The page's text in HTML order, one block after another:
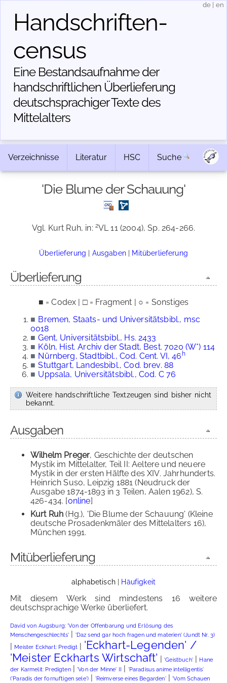
Handschriften­
census
Eine Bestandsaufnahme der
handschriftlichen Über­lieferung
deutschsprachiger Texte des
Mittelalters
de en
Verzeichnisse Literatur HSC Suche
'Die Blume der Schauung'
Vgl. Kurt Ruh, in: 2VL 11 (2004), Sp. 264-266.
Überlieferung | Ausgaben| Mitüberlieferung
Überlieferung
■ = Codex | □ = Fragment | ○ = Sonstiges
■ Bremen, Staats- und Universitätsbibl., msc
0018
■ Gent, Universitätsbibl., Hs. 2433
■ Köln, Hist. Archiv der Stadt, Best. 7020 (W*) 114
■ Nürnberg, Stadtbibl., Cod. Cent. VI, 46 h
■ Stuttgart, Landesbibl., Cod. brev. 88
■ Uppsala, Universitätsbibl., Cod. C 76
Weitere handschriftliche Textzeugen sind bisher nicht
bekannt.
Ausgaben
Wilhelm Preger, Geschichte der deutschen
Mystik im Mittelalter, Teil II: Aeltere und neuere
Mystik in der ersten Hälfte des XIV. Jahrhunderts.
Heinrich Suso, Leipzig 1881 (Neudruck der
Ausgabe 1874-1893 in 3 Teilen, Aalen 1962), S.
426-434. [online]
Kurt Ruh(Hg.), 'Die Blume der Schauung' (Kleine
deutsche Prosadenkmäler des Mittelalters 16),
München 1991.
Mitüberlieferung
alphabetisch| Häufigkeit
Mit diesem Werk sind mindestens 16 weitere
deutschsprachige Werke überliefert.
David von Augsburg: 'Von der Offenbarung und Erlösung des
Menschengeschlechts' | 'Daz send gar hoch fragen und materien' (Jundt Nr. 3)
| Meister Eckhart: Predigt | 'Eckhart-Legenden' /
'Meister Eckharts Wirtschaft' |'Geistbuch'| Hane
der Karmelit: Predigten|'Von der Minne' II | 'Paradisus anime intelligentis'
('Paradis der fornuftigen sele') | 'Reimverse eines Begarden'|'Vom Schauen